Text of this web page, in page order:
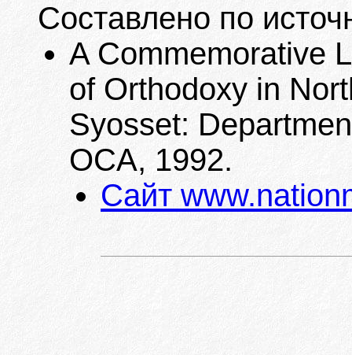
Составлено по
A Commemorative
of Orthodoxy in
Syosset:
OCA, 1992.
Сайт